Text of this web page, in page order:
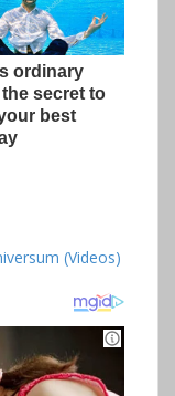
(Videos)